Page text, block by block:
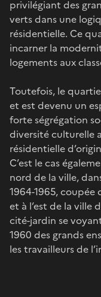
privilégiant des
verts dans une
résidentielle. Ce
incarner la
logements aux
Toutefois, le
et est devenu un
forte ségrégation
diversité culturelle
résidentielle
C’est le cas
nord de la ville,
1964-1965, coupée
et à l’est de la
cité-jardin se
1960 des grands
les travailleurs de